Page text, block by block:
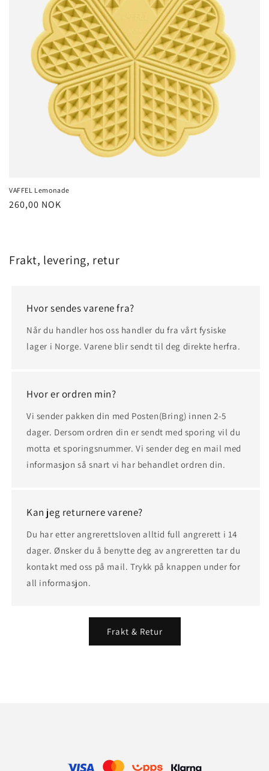
VAFFEL Lemonade
Regular
260,00 NOK
Frakt, levering, retur
Hvor sendes varene fra?
Når du handler hos oss handler du fra vårt fysiske
lager i Norge. Varene blir sendt til deg direkte herfra.
Hvor er ordren min?
Vi sender pakken din med Posten(Bring) innen 2-5
dager. Dersom ordren din er sendt med sporing vil du
motta et sporingsnummer. Vi sender deg en mail med
informasjon så snart vi har behandlet ordren din.
Kan jeg returnere varene?
Du har etter angrerettsloven alltid full angrerett i 14
dager. Ønsker du å benytte deg av angreretten tar du
kontakt med oss på mail. Trykk på knappen under for
all informasjon.
Frakt & Retur